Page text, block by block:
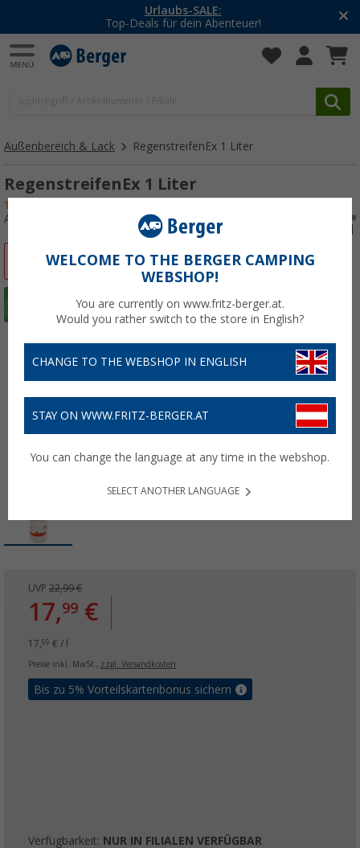
-20% auf Kleidung und Schuhe
Mit dem Aktionscode
20SSV
Außenbereich & Lack RegenstreifenEx 1 Liter
RegenstreifenEx 1 Liter
Art.-Nr.: 400850
UVP 22,99 €
17,99 €
17,99 € / l
Preise inkl. MwSt., zzgl. Versandkosten
Bis zu 5% Vorteilskartenbonus sichern
Verfügbarkeit: NUR IN FILIALEN VERFÜGBAR
WELCOME TO THE BERGER CAMPING
WEBSHOP!
You are currently on www.fritz-berger.at.
Would you rather switch to the store in English?
CHANGE TO THE WEBSHOP IN ENGLISH
STAY ON WWW.FRITZ-BERGER.AT
You can change the language at any time in the webshop.
SELECT ANOTHER LANGUAGE